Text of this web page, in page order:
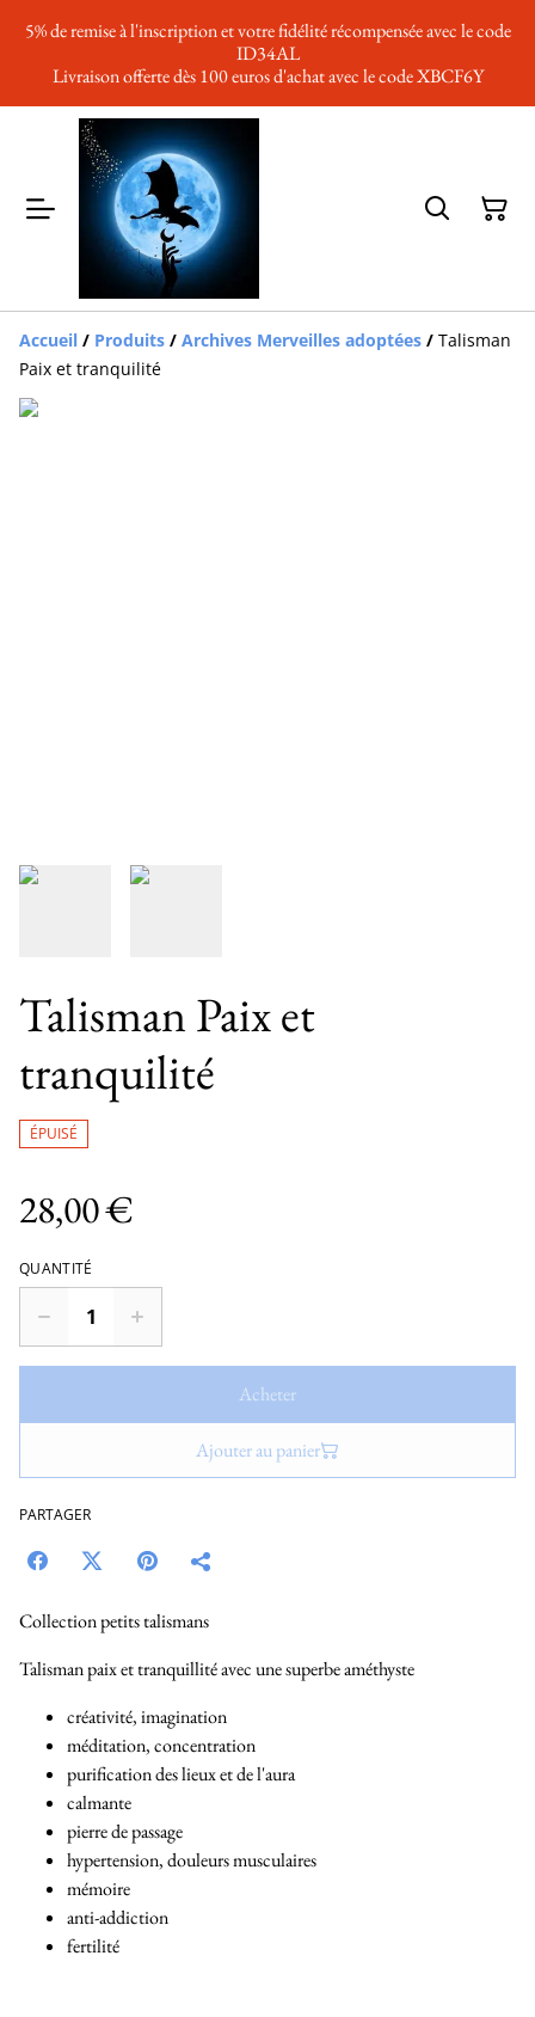
5% de remise à l'inscription et votre fidélité récompensée avec le code
ID34AL
Livraison offerte dès 100 euros d'achat avec le code XBCF6Y
Accueil / Produits / Archives Merveilles adoptées / Talisman
Paix et tranquilité
Talisman Paix et
tranquilité
ÉPUISÉ
28,00 €
QUANTITÉ
Acheter
Ajouter au panier
PARTAGER
Collection petits talismans
Talisman paix et tranquillité avec une superbe améthyste
créativité, imagination
méditation, concentration
purification des lieux et de l'aura
calmante
pierre de passage
hypertension, douleurs musculaires
mémoire
anti-addiction
fertilité